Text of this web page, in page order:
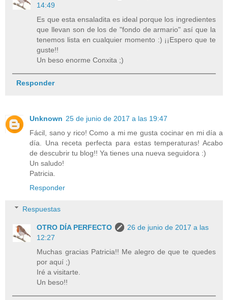
14:49
Es que esta ensaladita es ideal porque los ingredientes
que llevan son de los de "fondo de armario" así que la
tenemos lista en cualquier momento :) ¡¡Espero que te
guste!!
Un beso enorme Conxita ;)
Responder
Unknown 25 de junio de 2017 a las 19:47
Fácil, sano y rico! Como a mi me gusta cocinar en mi día a
día. Una receta perfecta para estas temperaturas! Acabo
de descubrir tu blog!! Ya tienes una nueva seguidora :)
Un saludo!
Patricia.
Responder
Respuestas
OTRO DÍA PERFECTO
26 de junio de 2017 a las
12:27
Muchas gracias Patricia!! Me alegro de que te quedes
por aquí ;)
Iré a visitarte.
Un beso!!